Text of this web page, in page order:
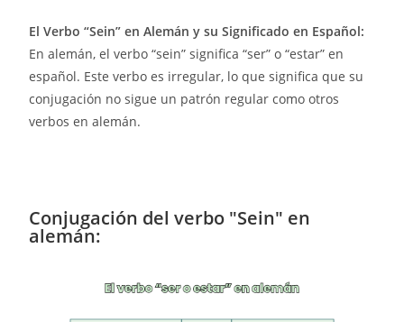
El Verbo “Sein” en Alemán y su Significado en Español:
En alemán, el verbo “sein” significa “ser” o “estar” en
español. Este verbo es irregular, lo que significa que su
conjugación no sigue un patrón regular como otros
verbos en alemán.
Conjugación del verbo "Sein" en
alemán: